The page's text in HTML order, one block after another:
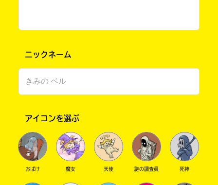
書店に届いた
ニックネーム
アイコンを選ぶ
おばけ 魔女 天使 謎の調査員 死神